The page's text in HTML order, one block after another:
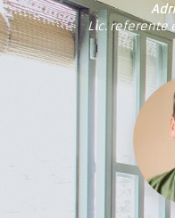
Lic. referente